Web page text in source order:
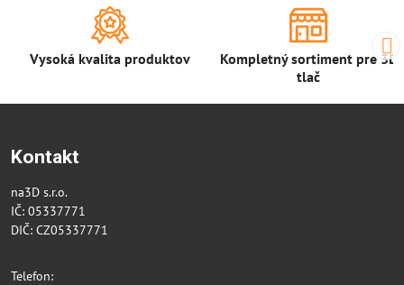
Vysoká kvalita produktov
Kompletný sortiment pre 3D
tlač
Kontakt
na3D s.r.o.
IČ: 05337771
DIČ: CZ05337771
Telefon: